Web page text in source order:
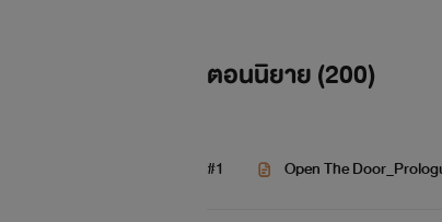
ตอนนิยาย (200)
#1 Open The